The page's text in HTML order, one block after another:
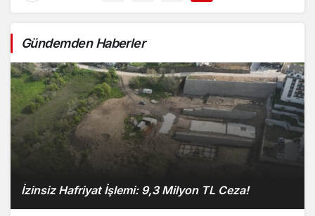
Gündemden Haberler
İzinsiz Hafriyat İşlemi: 9,3 Milyon TL Ceza!